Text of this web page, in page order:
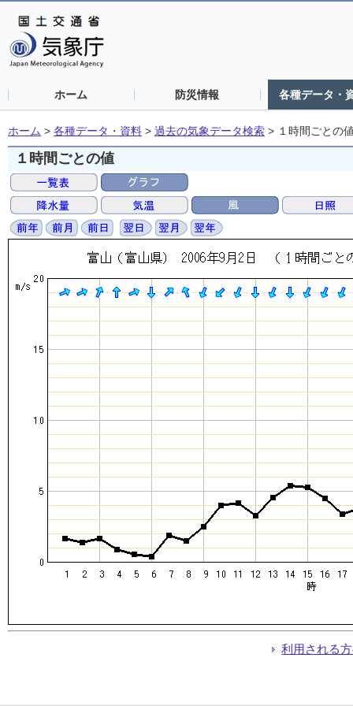
ホーム 防災情報 各種データ・
ホーム > 各種データ・資料 > 過去の気象データ検索 > １時間ごとの
１時間ごとの値
利用される